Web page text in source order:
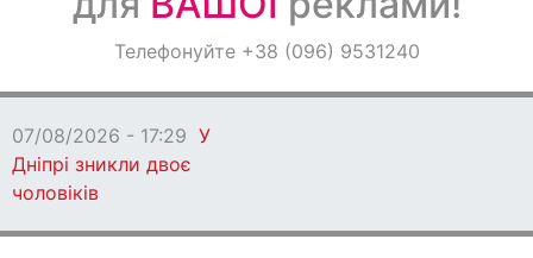
ОголошенняТелефонуйте +38 (096) 9531240
07/08/2026 - 17:29 У
Дніпрі зникли двоє
чоловіків